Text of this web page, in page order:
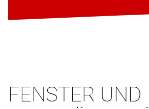
FENSTER UND